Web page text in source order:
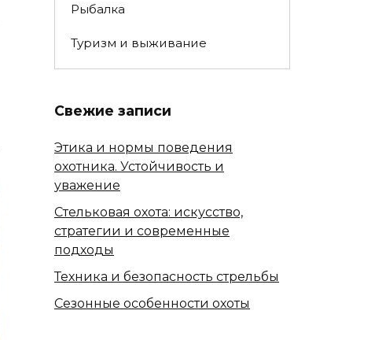
Рыбалка
Туризм и выживание
Свежие записи
Этика и нормы поведения
охотника. Устойчивость и
уважение
Стельковая охота: искусство,
стратегии и современные
подходы
Техника и безопасность стрельбы
Сезонные особенности охоты